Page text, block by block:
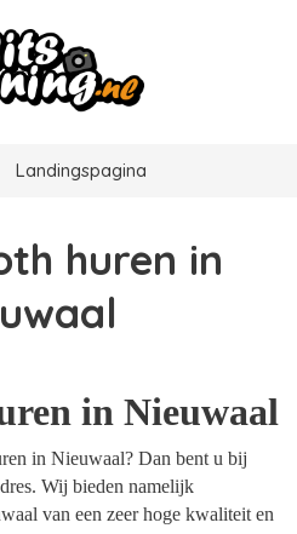
Landingspagina
huren in
in Nieuwaal
in Nieuwaal? Dan bent u bij
Wij bieden namelijk
van een zeer hoge kwaliteit en